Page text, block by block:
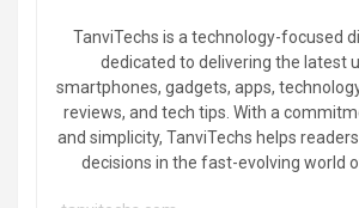
TanviTechs is a technology-focused
dedicated to delivering the latest
smartphones, gadgets, apps,
reviews, and tech tips. With a
and simplicity, TanviTechs helps
decisions in the fast-evolving world